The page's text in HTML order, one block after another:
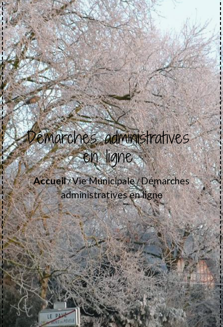
Démarches administratives
en ligne
Accueil/Vie Municipale/Démarches
administratives en ligne